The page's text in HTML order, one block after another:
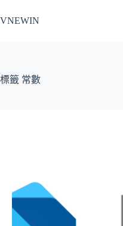
至
容
VNEWIN
標籤 常數